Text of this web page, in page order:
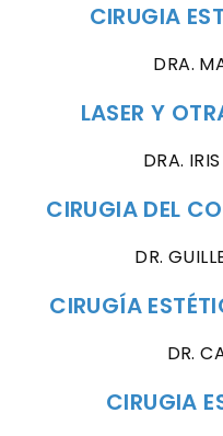
CIRUGIA
DRA.
LASER Y
DRA.
CIRUGIA DEL
DR.
CIRUGÍA
DR.
CIRUGIA